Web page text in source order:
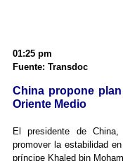
01:25 pm
Fuente: Transdoc
China propone
Oriente Medio
El presidente de
promover la estabilidad
príncipe Khaled bin